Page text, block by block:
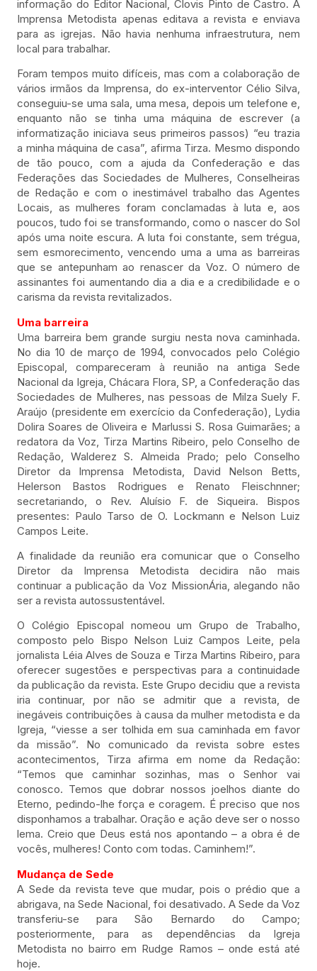
informação do Editor Nacional, Clovis Pinto de Castro. A
Imprensa Metodista apenas editava a revista e enviava
para as igrejas. Não havia nenhuma infraestrutura, nem
local para trabalhar.
Foram tempos muito difíceis, mas com a colaboração de
vários irmãos da Imprensa, do ex-interventor Célio Silva,
conseguiu-se uma sala, uma mesa, depois um telefone e,
enquanto não se tinha uma máquina de escrever (a
informatização iniciava seus primeiros passos) “eu trazia
a minha máquina de casa”, afirma Tirza. Mesmo dispondo
de tão pouco, com a ajuda da Confederação e das
Federações das Sociedades de Mulheres, Conselheiras
de Redação e com o inestimável trabalho das Agentes
Locais, as mulheres foram conclamadas à luta e, aos
poucos, tudo foi se transformando, como o nascer do Sol
após uma noite escura. A luta foi constante, sem trégua,
sem esmorecimento, vencendo uma a uma as barreiras
que se antepunham ao renascer da Voz. O número de
assinantes foi aumentando dia a dia e a credibilidade e o
carisma da revista revitalizados.
Uma barreira
Uma barreira bem grande surgiu nesta nova caminhada.
No dia 10 de março de 1994, convocados pelo Colégio
Episcopal, compareceram à reunião na antiga Sede
Nacional da Igreja, Chácara Flora, SP, a Confederação das
Sociedades de Mulheres, nas pessoas de Milza Suely F.
Araújo (presidente em exercício da Confederação), Lydia
Dolira Soares de Oliveira e Marlussi S. Rosa Guimarães; a
redatora da Voz, Tirza Martins Ribeiro, pelo Conselho de
Redação, Walderez S. Almeida Prado; pelo Conselho
Diretor da Imprensa Metodista, David Nelson Betts,
Helerson Bastos Rodrigues e Renato Fleischnner;
secretariando, o Rev. Aluísio F. de Siqueira. Bispos
presentes: Paulo Tarso de O. Lockmann e Nelson Luiz
Campos Leite.
A finalidade da reunião era comunicar que o Conselho
Diretor da Imprensa Metodista decidira não mais
continuar a publicação da Voz MissionÁria, alegando não
ser a revista autossustentável.
O Colégio Episcopal nomeou um Grupo de Trabalho,
composto pelo Bispo Nelson Luiz Campos Leite, pela
jornalista Léia Alves de Souza e Tirza Martins Ribeiro, para
oferecer sugestões e perspectivas para a continuidade
da publicação da revista. Este Grupo decidiu que a revista
iria continuar, por não se admitir que a revista, de
inegáveis contribuições à causa da mulher metodista e da
Igreja, “viesse a ser tolhida em sua caminhada em favor
da missão”. No comunicado da revista sobre estes
acontecimentos, Tirza afirma em nome da Redação:
“Temos que caminhar sozinhas, mas o Senhor vai
conosco. Temos que dobrar nossos joelhos diante do
Eterno, pedindo-lhe força e coragem. É preciso que nos
disponhamos a trabalhar. Oração e ação deve ser o nosso
lema. Creio que Deus está nos apontando – a obra é de
vocês, mulheres! Conto com todas. Caminhem!”.
Mudança de Sede
A Sede da revista teve que mudar, pois o prédio que a
abrigava, na Sede Nacional, foi desativado. A Sede da Voz
transferiu-se para São Bernardo do Campo;
posteriormente, para as dependências da Igreja
Metodista no bairro em Rudge Ramos – onde está até
hoje.